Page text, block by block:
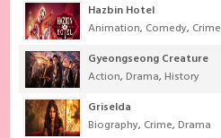
Hazbin Hotel
Animation, Comedy, Crime
Gyeongseong Creature
Action,Drama,History
Griselda
Biography, Crime,Drama